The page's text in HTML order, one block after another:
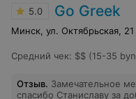
5.0 Go Greek
Минск, ул. Октябрьская, 21
Средний чек: $$ (15-35
Отзыв. Замечательное
спасибо Станиславу за